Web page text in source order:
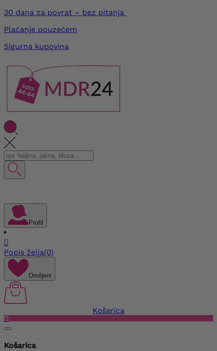
30 dana za povrat – bez pitanja
Plaćanje pouzećem
Sigurna kupovina
Profil

Popis želja(0)
Omiljeni
Košarica
0
Košarica